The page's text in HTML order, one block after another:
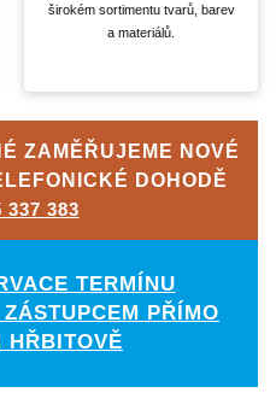
širokém sortimentu tvarů, barev
a materiálů.
ZAMĚŘUJEME NOVÉ
DOHODĚ
337 383
TERMÍNU
PŘÍMO
HŘBITOVĚ